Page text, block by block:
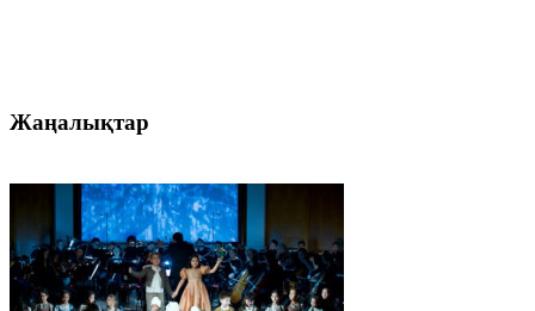
Жаңалықтар